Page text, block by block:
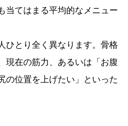
当てはまる平均的なメニュー
ひとり全く異なります。骨格
現在の筋力、あるいは「お腹
の位置を上げたい」といった